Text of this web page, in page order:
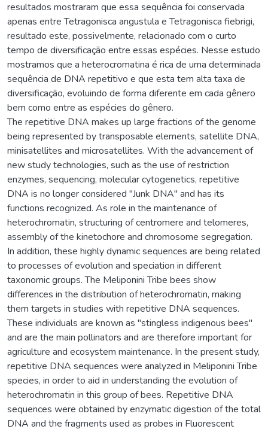
resultados mostraram que essa sequência foi conservada
apenas entre Tetragonisca angustula e Tetragonisca fiebrigi,
resultado este, possivelmente, relacionado com o curto
tempo de diversificação entre essas espécies. Nesse estudo
mostramos que a heterocromatina é rica de uma determinada
sequência de DNA repetitivo e que esta tem alta taxa de
diversificação, evoluindo de forma diferente em cada gênero
bem como entre as espécies do gênero.
The repetitive DNA makes up large fractions of the genome
being represented by transposable elements, satellite DNA,
minisatellites and microsatellites. With the advancement of
new study technologies, such as the use of restriction
enzymes, sequencing, molecular cytogenetics, repetitive
DNA is no longer considered "Junk DNA" and has its
functions recognized. As role in the maintenance of
heterochromatin, structuring of centromere and telomeres,
assembly of the kinetochore and chromosome segregation.
In addition, these highly dynamic sequences are being related
to processes of evolution and speciation in different
taxonomic groups. The Meliponini Tribe bees show
differences in the distribution of heterochromatin, making
them targets in studies with repetitive DNA sequences.
These individuals are known as "stingless indigenous bees"
and are the main pollinators and are therefore important for
agriculture and ecosystem maintenance. In the present study,
repetitive DNA sequences were analyzed in Meliponini Tribe
species, in order to aid in understanding the evolution of
heterochromatin in this group of bees. Repetitive DNA
sequences were obtained by enzymatic digestion of the total
DNA and the fragments used as probes in Fluorescent